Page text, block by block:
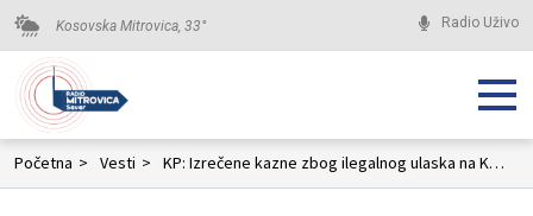
Kosovska Mitrovica, 33° Radio Uživo
Početna > Vesti > KP: Izrečene kazne zbog ilegalnog ulaska na Kosovo kod sela Izvore